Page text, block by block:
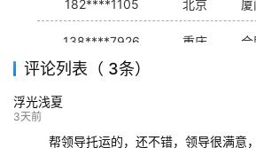
182****1105 北京 厦
138****7926 重庆 合
139****9233
评论列表（ 3条）
浮光浅夏
3天前
帮领导托运的，还不错，领导很满意